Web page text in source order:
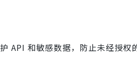
API 和敏感数据，防止未经授权